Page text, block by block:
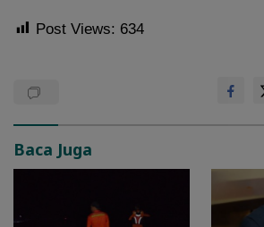
Post Views: 634
Baca Juga